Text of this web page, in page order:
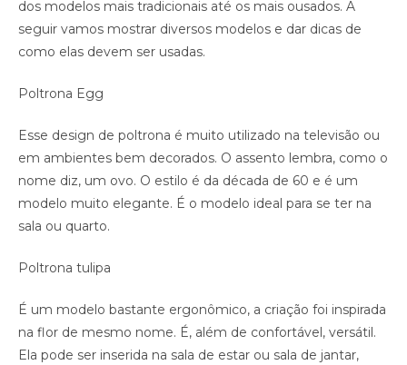
dos modelos mais tradicionais até os mais ousados. A
seguir vamos mostrar diversos modelos e dar dicas de
como elas devem ser usadas.
Poltrona Egg
Esse design de poltrona é muito utilizado na televisão ou
em ambientes bem decorados. O assento lembra, como o
nome diz, um ovo. O estilo é da década de 60 e é um
modelo muito elegante. É o modelo ideal para se ter na
sala ou quarto.
Poltrona tulipa
É um modelo bastante ergonômico, a criação foi inspirada
na flor de mesmo nome. É, além de confortável, versátil.
Ela pode ser inserida na sala de estar ou sala de jantar,